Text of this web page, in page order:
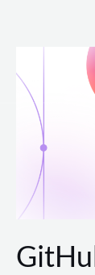
para
conteúdo